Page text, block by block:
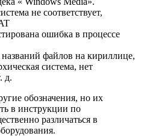
не соответствует,
ошибка в процессе
файлов на кириллице,
система, нет
д.
обозначения, но их
в инструкции по
различаться в